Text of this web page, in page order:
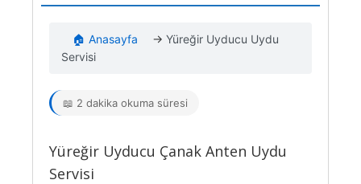
🏠 Anasayfa → Yüreğir Uyducu Uydu
Servisi
📖 2 dakika okuma süresi
Yüreğir Uyducu Çanak Anten Uydu
Servisi